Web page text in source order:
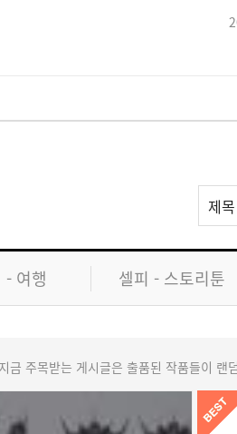
리
스
색
제목
- 여행 셀피 - 스토리툰
지금 주목받는 게시글은 출품된 작품들이 랜